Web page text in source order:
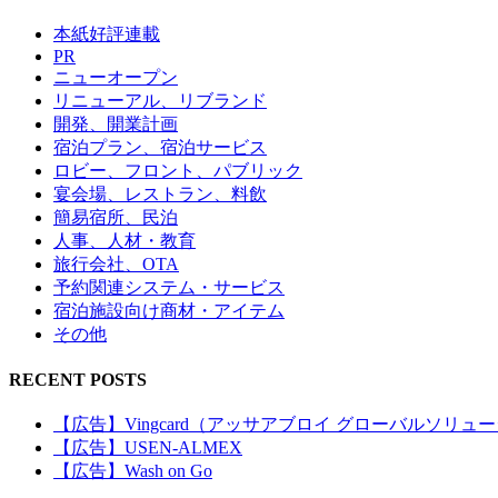
本紙好評連載
PR
ニューオープン
リニューアル、リブランド
開発、開業計画
宿泊プラン、宿泊サービス
ロビー、フロント、パブリック
宴会場、レストラン、料飲
簡易宿所、民泊
人事、人材・教育
旅行会社、OTA
予約関連システム・サービス
宿泊施設向け商材・アイテム
その他
RECENT POSTS
【広告】Vingcard（アッサアブロイ グローバルソリュ
【広告】USEN-ALMEX
【広告】Wash on Go